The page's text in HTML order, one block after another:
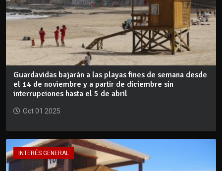
Guardavidas bajarán a las playas fines de semana desde
el 14 de noviembre y a partir de diciembre sin
interrupciones hasta el 5 de abril
Oct 01 2025
INTERÉS GENERAL